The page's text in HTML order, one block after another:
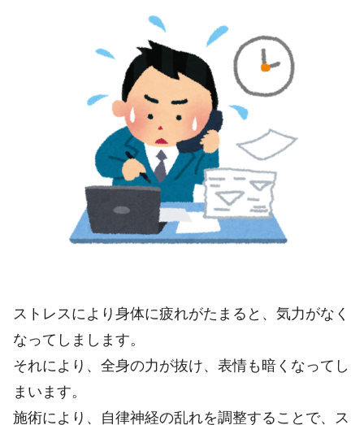
ストレスにより身体に疲れがたまると、気力がなく
なってしまします。
それにより、全身の力が抜け、表情も暗くなってし
まいます。
施術により、自律神経の乱れを調整することで、ス